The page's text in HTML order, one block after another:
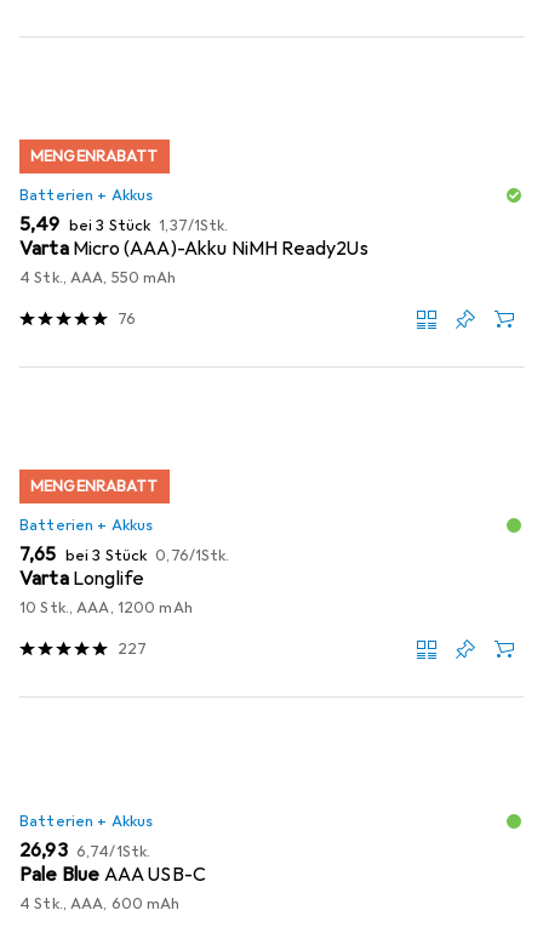
MENGENRABATT
Batterien + Akkus
EUR
5,49 bei 3 Stück EUR
1,37/1Stk.
Varta Micro (AAA)-Akku NiMH Ready2Us
4 Stk., AAA, 550 mAh
76
MENGENRABATT
Batterien + Akkus
EUR
7,65 bei 3 Stück EUR
0,76/1Stk.
Varta Longlife
10 Stk., AAA, 1200 mAh
227
Batterien + Akkus
EUR
26,93 EUR
6,74/1Stk.
Pale Blue AAA USB-C
4 Stk., AAA, 600 mAh